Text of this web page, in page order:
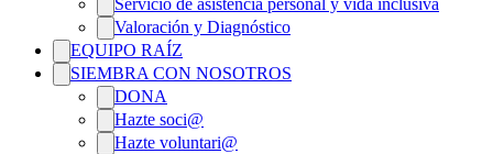
Servicio de asistencia personal y vida inclusiva
Valoración y Diagnóstico
EQUIPO RAÍZ
SIEMBRA CON NOSOTROS
DONA
Hazte soci@
Hazte voluntari@